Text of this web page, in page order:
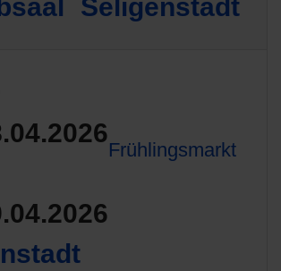
Seligenstadt
Frühlingsmarkt